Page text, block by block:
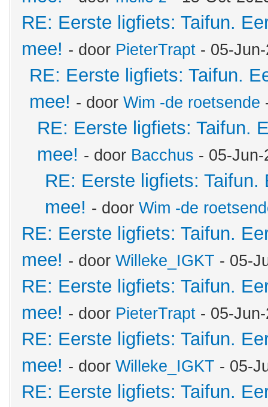
RE: Eerste ligfiets: Taifun.
mee! - door PieterTrapt - 05-
RE: Eerste ligfiets: Taifun.
mee! - door Wim -de roetsende
RE: Eerste ligfiets: Taifun.
mee! - door Bacchus - 05-
RE: Eerste ligfiets:
mee! - door Wim -de
RE: Eerste ligfiets: Taifun.
mee! - door Willeke_IGKT - 05-
RE: Eerste ligfiets: Taifun.
mee! - door PieterTrapt - 05-
RE: Eerste ligfiets: Taifun.
mee! - door Willeke_IGKT - 05-
RE: Eerste ligfiets: Taifun.